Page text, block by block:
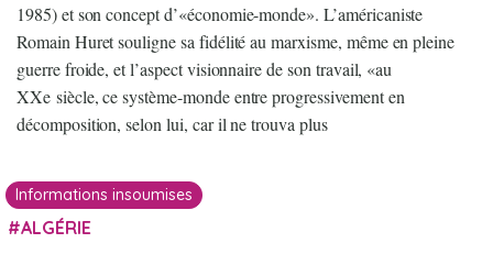
1985) et son concept d’«économie-monde». L’américaniste
Romain Huret souligne sa fidélité au marxisme, même en pleine
guerre froide, et l’aspect visionnaire de son travail, «au
XXe siècle, ce système-monde entre progressivement en
décomposition, selon lui, car il ne trouva plus
Informations insoumises
ALGÉRIE